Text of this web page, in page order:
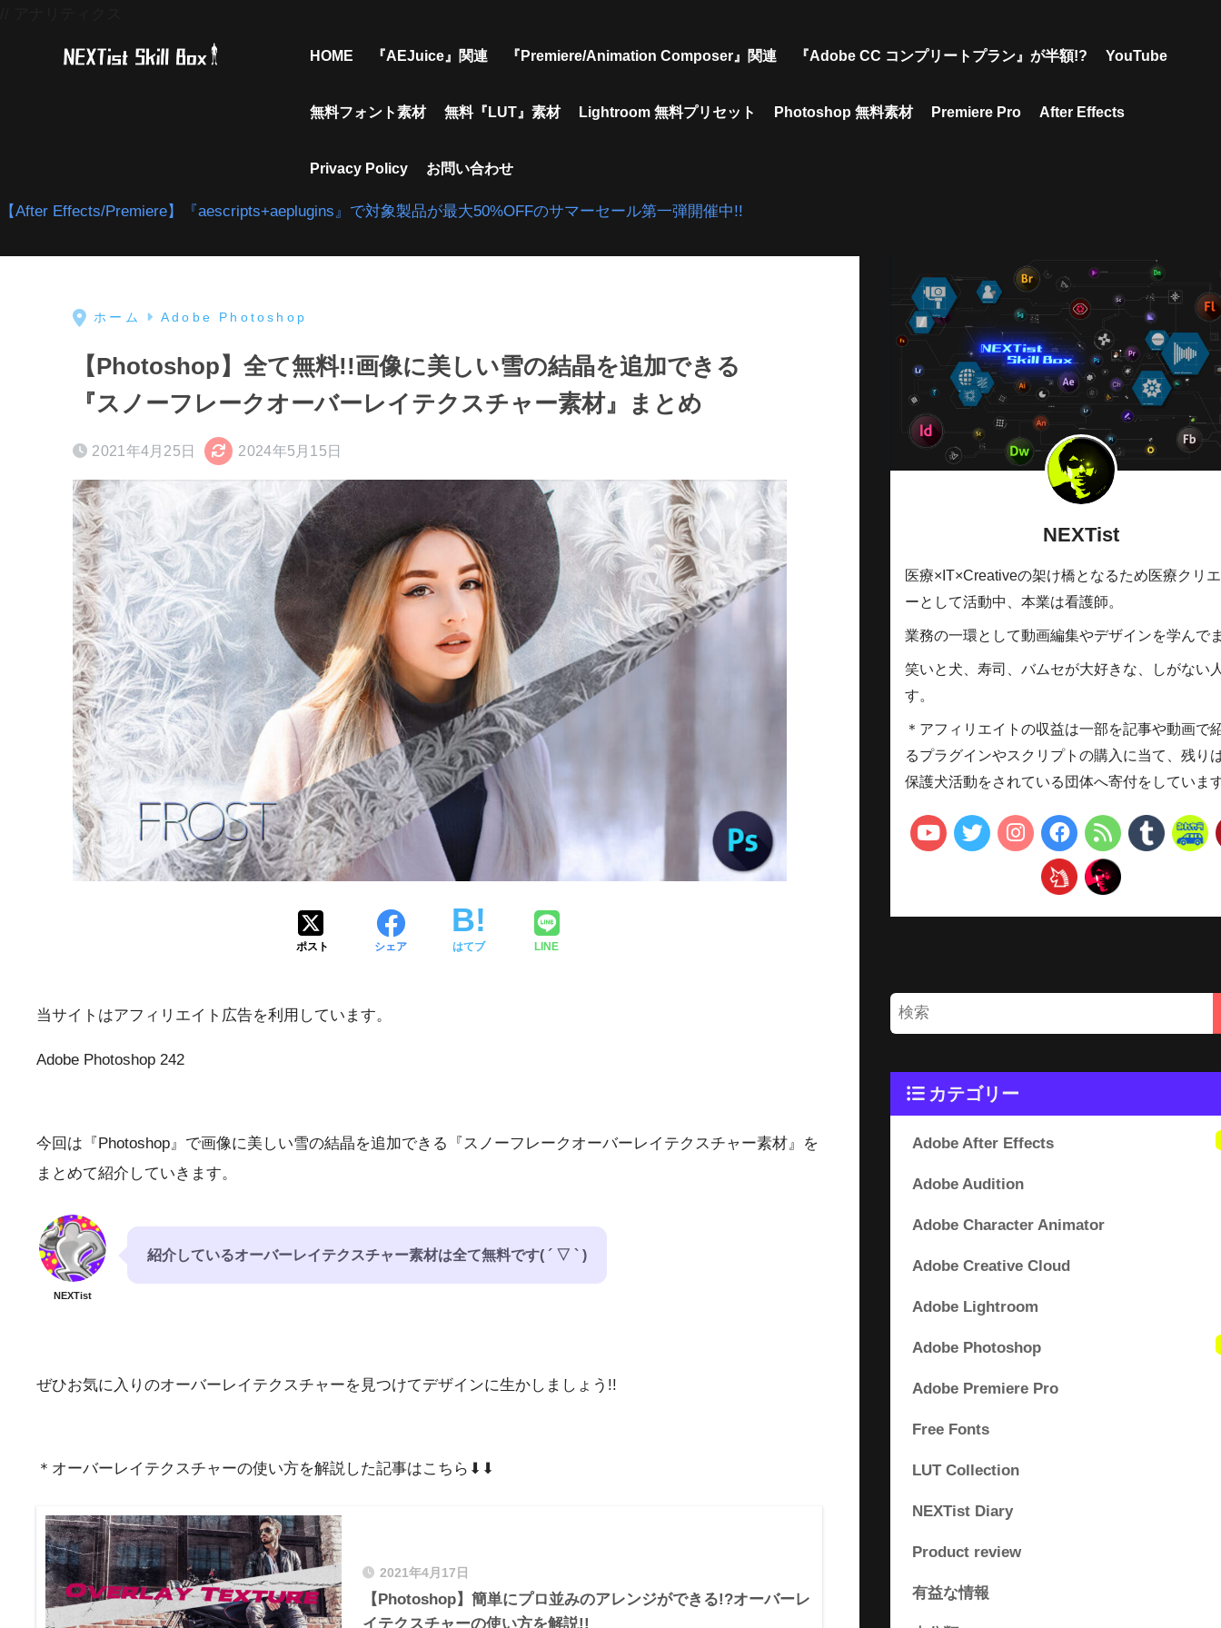
HOME 『AEJuice』関連 『Premiere/Animation Composer』関連 『Adobe CC コンプリートプラン』が半額!? YouTube
無料フォント素材 無料『LUT』素材 Lightroom 無料プリセット Photoshop 無料素材 Premiere Pro After Effects
Privacy Policy お問い合わせ
【After Effects/Premiere】『aescripts+aeplugins』で対象製品が最大50%OFFのサマーセール第一弾開催中!!
ホーム Adobe Photoshop
【Photoshop】全て無料!!画像に美しい雪の結晶を追加できる
『スノーフレークオーバーレイテクスチャー素材』まとめ
2021年4月25日 2024年5月15日
ポスト シェア はてブ LINE
当サイトはアフィリエイト広告を利用しています。
Adobe Photoshop 242
今回は『Photoshop』で画像に美しい雪の結晶を追加できる『スノーフレークオーバーレイテクスチャー素材』を
まとめて紹介していきます。
NEXTist
紹介しているオーバーレイテクスチャー素材は全て無料です( ´ ▽ ` )
ぜひお気に入りのオーバーレイテクスチャーを見つけてデザインに生かしましょう!!
＊オーバーレイテクスチャーの使い方を解説した記事はこちら⬇︎⬇︎
2021年4月17日
【Photoshop】簡単にプロ並みのアレンジができる!?オーバーレ
イテクスチャーの使い方を解説!!
NEXTist
医療×IT×Creativeの架け橋となるため医療クリ
ーとして活動中、本業は看護師。
業務の一環として動画編集やデザインを学んで
笑いと犬、寿司、バムセが大好きな、しがない
す。
＊アフィリエイトの収益は一部を記事や動画で
るプラグインやスクリプトの購入に当て、残り
保護犬活動をされている団体へ寄付をしていま
カテゴリー
Adobe After Effects
Adobe Audition
Adobe Character Animator
Adobe Creative Cloud
Adobe Lightroom
Adobe Photoshop
Adobe Premiere Pro
Free Fonts
LUT Collection
NEXTist Diary
Product review
有益な情報